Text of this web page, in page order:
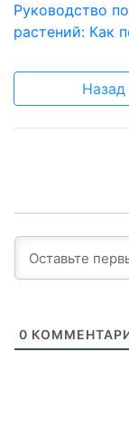
Руководство
растений: Как
Назад
0